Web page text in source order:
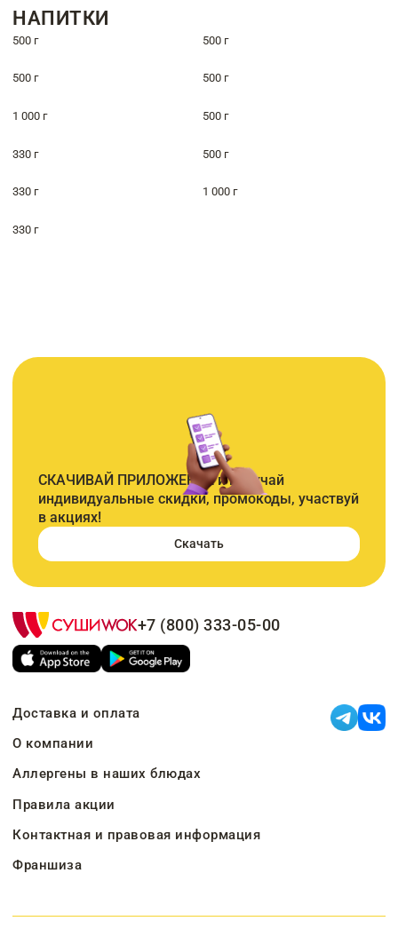
НАПИТКИ
500 г 500 г
500 г 500 г
1 000 г 500 г
330 г 500 г
330 г 1 000 г
330 г
СКАЧИВАЙ ПРИЛОЖЕНИЕ и получай
индивидуальные скидки, промокоды, участвуй
в акциях!
Скачать
+7 (800) 333-05-00
Доставка и оплата
О компании
Аллергены в наших блюдах
Правила акции
Контактная и правовая информация
Франшиза